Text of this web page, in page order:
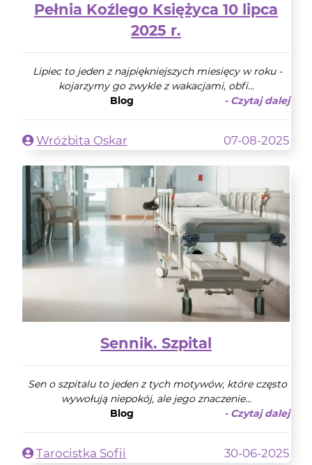
Pełnia Koźlego Księżyca 10 lipca
2025 r.
Lipiec to jeden z najpiękniejszych miesięcy w roku -
kojarzymy go zwykle z wakacjami, obfi...
Blog
- Czytaj dalej
Wróżbita Oskar 07-08-2025
Sennik. Szpital
Sen o szpitalu to jeden z tych motywów, które często
wywołują niepokój, ale jego znaczenie...
Blog
- Czytaj dalej
Tarocistka Sofii 30-06-2025